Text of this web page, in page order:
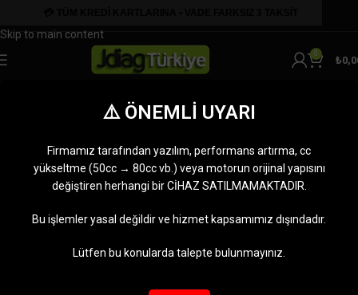
Skip to main content
0
₺
TUŞ TAKIMLARI
JDiag M100 PRO Tuş Takımları
Ana Sayfa TUŞ TAKIMLARI Tek bir sonuç gösteriliyor
⚠️ ÖNEMLİ UYARI
Firmamız tarafından yazılım, performans artırma, cc
yükseltme (50cc → 80cc vb.) veya motorun orijinal yapısını
değiştiren herhangi bir CİHAZ SATILMAMAKTADIR.
Bu işlemler yasal değildir ve hizmet kapsamımız dışındadır.
Lütfen bu konularda talepte bulunmayınız.